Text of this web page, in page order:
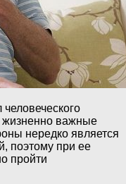
жизненно важные
нередко является
поэтому при ее
пройти